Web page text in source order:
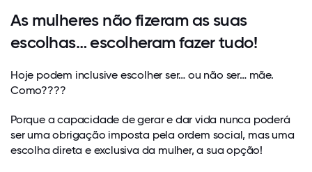
As mulheres não fizeram as suas
escolhas… escolheram fazer tudo!
Hoje podem inclusive escolher ser… ou não ser… mãe.
Como????
Porque a capacidade de gerar e dar vida nunca poderá
ser uma obrigação imposta pela ordem social, mas uma
escolha direta e exclusiva da mulher, a sua opção!